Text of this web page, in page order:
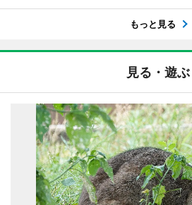
もっと見る
見る・遊ぶ